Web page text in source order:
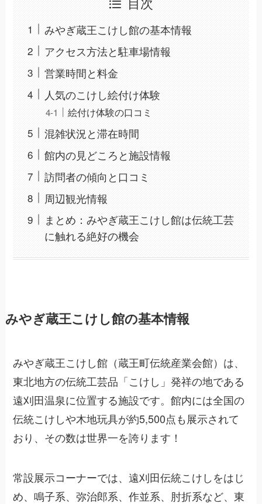
みやぎ蔵王こけし館の基本情報
アクセス方法と駐車場情報
営業時間と料金
人気のこけし絵付け体験
絵付け体験の口コミ
混雑状況と滞在時間
館内の見どころと施設情報
訪問者の傾向と口コミ
周辺観光情報
まとめ：みやぎ蔵王こけし館は伝統工芸
に触れる絶好の機会
みやぎ蔵王こけし館の基本情報
みやぎ蔵王こけし館（蔵王町伝統産業会館）は、
東北地方の伝統工芸品「こけし」発祥の地である
遠刈田温泉に位置する施設です。館内には全国の
伝統こけしや木地玩具が約5,500点も展示されて
おり、その数は世界一を誇ります！
常設展示コーナーでは、遠刈田伝統こけしをはじ
め、鳴子系、弥治郎系、作並系、肘折系など、東